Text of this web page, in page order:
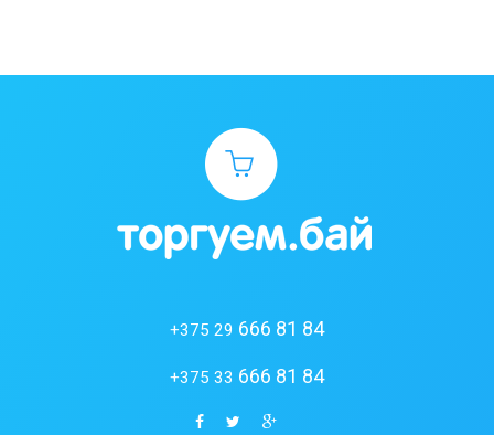
+375 29 666 81 84
+375 33 666 81 84